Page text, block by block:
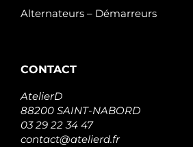
Alternateurs – Démarreurs
CONTACT
AtelierD
88200 SAINT-NABORD
03 29 22 34 47
contact@atelierd.fr